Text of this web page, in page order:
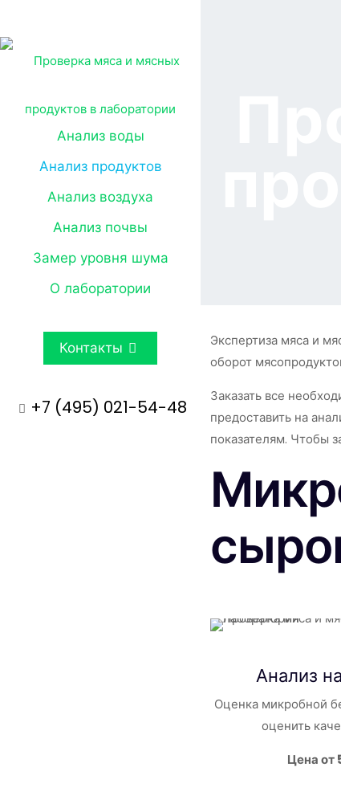
Анализ воды
Анализ продуктов
Анализ воздуха
Анализ почвы
Замер уровня шума
О лаборатории
Контакты
+7 (495) 021-54-48
Экспертиза мяса и
оборот
Заказать все
предоставить на
показателям. Чтобы
Анализ
Оценка микробной
оценить
Цена от